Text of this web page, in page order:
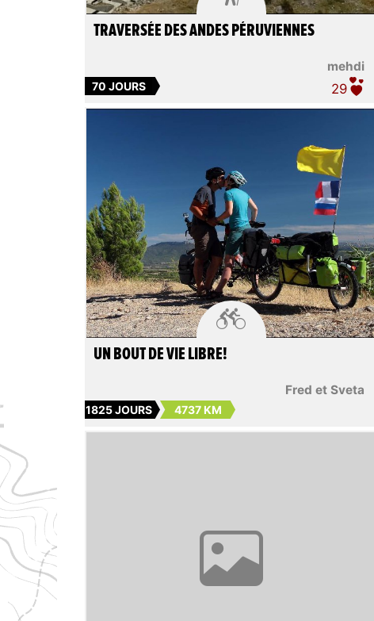
mehdi
TRAVERSÉE DES ANDES PÉRUVIENNES
70 JOURS 29

Fred et Sveta
UN BOUT DE VIE LIBRE!
1825 JOURS 4737 KM